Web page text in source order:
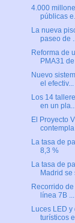
4.000
públicas
La nueva
paseo de
Reforma de
PMA31
Nuevo
el efectiv...
Los 14
en un
El Proyecto
La tasa de
8,3 %
La tasa de
Madrid se
Recorrido
línea 7B ...
Luces LED
turísticos